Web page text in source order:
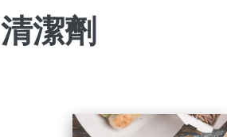
清潔劑